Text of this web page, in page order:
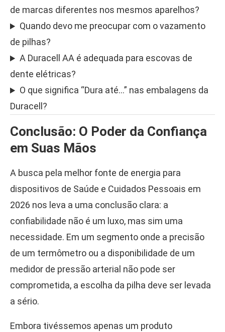
de marcas diferentes nos mesmos aparelhos?
Quando devo me preocupar com o vazamento
de pilhas?
A Duracell AA é adequada para escovas de
dente elétricas?
O que significa “Dura até…” nas embalagens da
Duracell?
Conclusão: O Poder da Confiança
em Suas Mãos
A busca pela melhor fonte de energia para
dispositivos de Saúde e Cuidados Pessoais em
2026 nos leva a uma conclusão clara: a
confiabilidade não é um luxo, mas sim uma
necessidade. Em um segmento onde a precisão
de um termômetro ou a disponibilidade de um
medidor de pressão arterial não pode ser
comprometida, a escolha da pilha deve ser levada
a sério.
Embora tivéssemos apenas um produto